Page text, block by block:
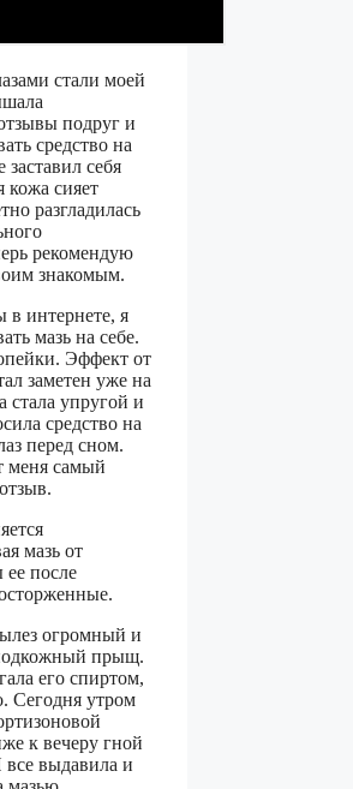
стали моей
подруг и
средство на
заставил себя
кожа сияет
разгладилась
рекомендую
знакомым.
в интернете, я
мазь на себе.
Эффект от
заметен уже на
стала упругой и
средство на
перед сном.
меня самый
мазь от
после
огромный и
прыщ.
его спиртом,
Сегодня утром
к вечеру гной
выдавила и